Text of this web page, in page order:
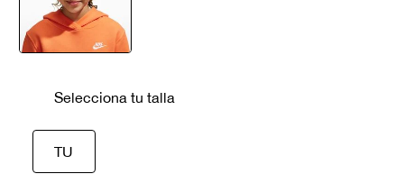
Selecciona tu talla
TU